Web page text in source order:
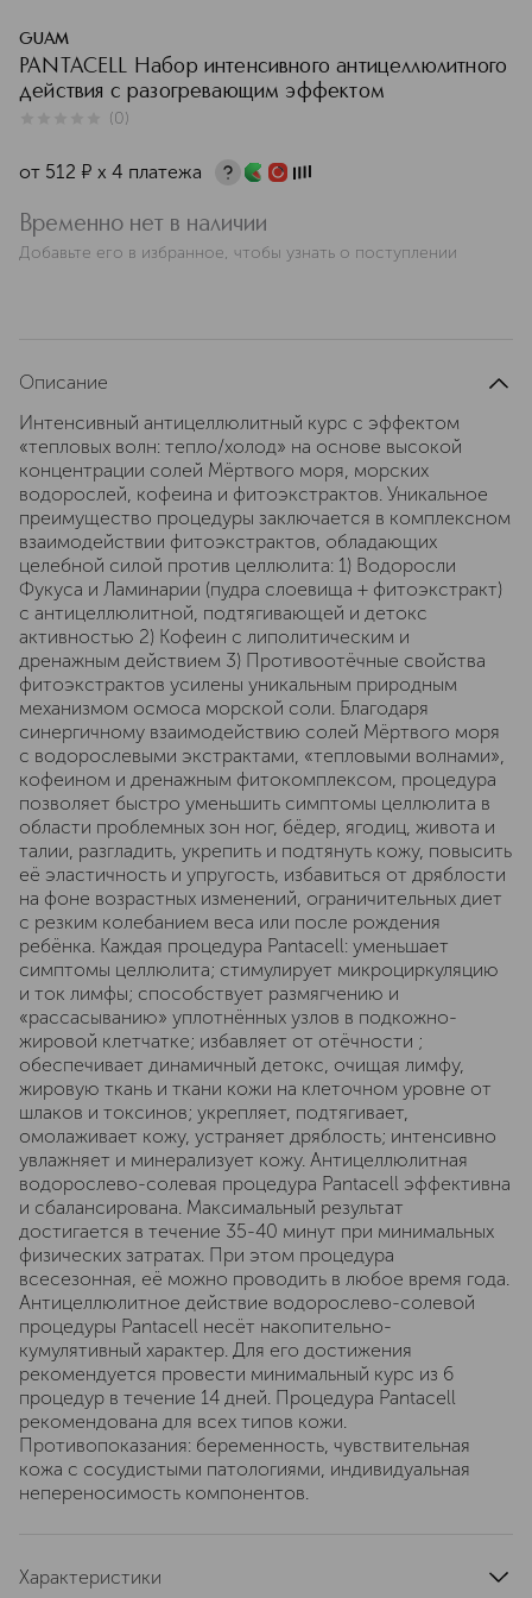
GUAM
PANTACELL Набор интенсивного антицеллюлитного
действия с разогревающим эффектом
(0)
от 512 ¤ х 4 платежа
Временно нет в наличии
Добавьте его в избранное, чтобы узнать о поступлении
Описание
Интенсивный антицеллюлитный курс с эффектом
«тепловых волн: тепло/холод» на основе высокой
концентрации солей Мёртвого моря, морских
водорослей, кофеина и фитоэкстрактов. Уникальное
преимущество процедуры заключается в комплексном
взаимодействии фитоэкстрактов, обладающих
целебной силой против целлюлита: 1) Водоросли
Фукуса и Ламинарии (пудра слоевища + фитоэкстракт)
с антицеллюлитной, подтягивающей и детокс
активностью 2) Кофеин с липолитическим и
дренажным действием 3) Противоотёчные свойства
фитоэкстрактов усилены уникальным природным
механизмом осмоса морской соли. Благодаря
синергичному взаимодействию солей Мёртвого моря
с водорослевыми экстрактами, «тепловыми волнами»,
кофеином и дренажным фитокомплексом, процедура
позволяет быстро уменьшить симптомы целлюлита в
области проблемных зон ног, бёдер, ягодиц, живота и
талии, разгладить, укрепить и подтянуть кожу, повысить
её эластичность и упругость, избавиться от дряблости
на фоне возрастных изменений, ограничительных диет
с резким колебанием веса или после рождения
ребёнка. Каждая процедура Pantacell: уменьшает
симптомы целлюлита; стимулирует микроциркуляцию
и ток лимфы; способствует размягчению и
«рассасыванию» уплотнённых узлов в подкожно-
жировой клетчатке; избавляет от отёчности ;
обеспечивает динамичный детокс, очищая лимфу,
жировую ткань и ткани кожи на клеточном уровне от
шлаков и токсинов; укрепляет, подтягивает,
омолаживает кожу, устраняет дряблость; интенсивно
увлажняет и минерализует кожу. Антицеллюлитная
водорослево-солевая процедура Pantacell эффективна
и сбалансирована. Максимальный результат
достигается в течение 35-40 минут при минимальных
физических затратах. При этом процедура
всесезонная, её можно проводить в любое время года.
Антицеллюлитное действие водорослево-солевой
процедуры Pantacell несёт накопительно-
кумулятивный характер. Для его достижения
рекомендуется провести минимальный курс из 6
процедур в течение 14 дней. Процедура Pantacell
рекомендована для всех типов кожи.
Противопоказания: беременность, чувствительная
кожа с сосудистыми патологиями, индивидуальная
непереносимость компонентов.
Характеристики